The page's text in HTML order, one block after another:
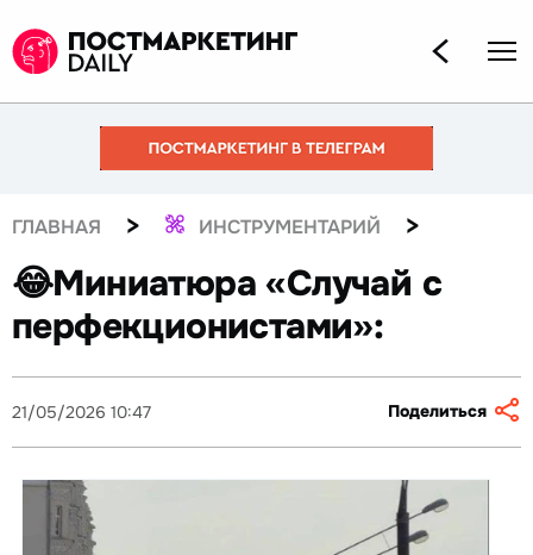
ГЛАВНАЯ > ИНСТРУМЕНТАРИЙ >
😂Миниатюра «Случай с
перфекционистами»:
21/05/2026 10:47 Поделиться